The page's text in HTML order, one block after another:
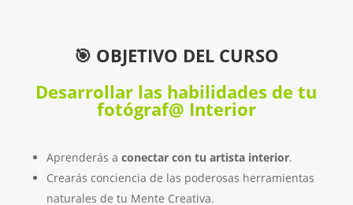
🎯 OBJETIVO DEL CURSO
Desarrollar las habilidades de tu
fotógraf@ Interior
Aprenderás a conectar con tu artista interior.
Crearás conciencia de las poderosas herramientas
naturales de tu Mente Creativa.